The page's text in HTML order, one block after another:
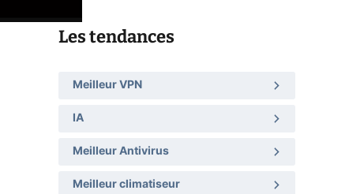
Les tendances
Meilleur VPN
IA
Meilleur Antivirus
Meilleur climatiseur